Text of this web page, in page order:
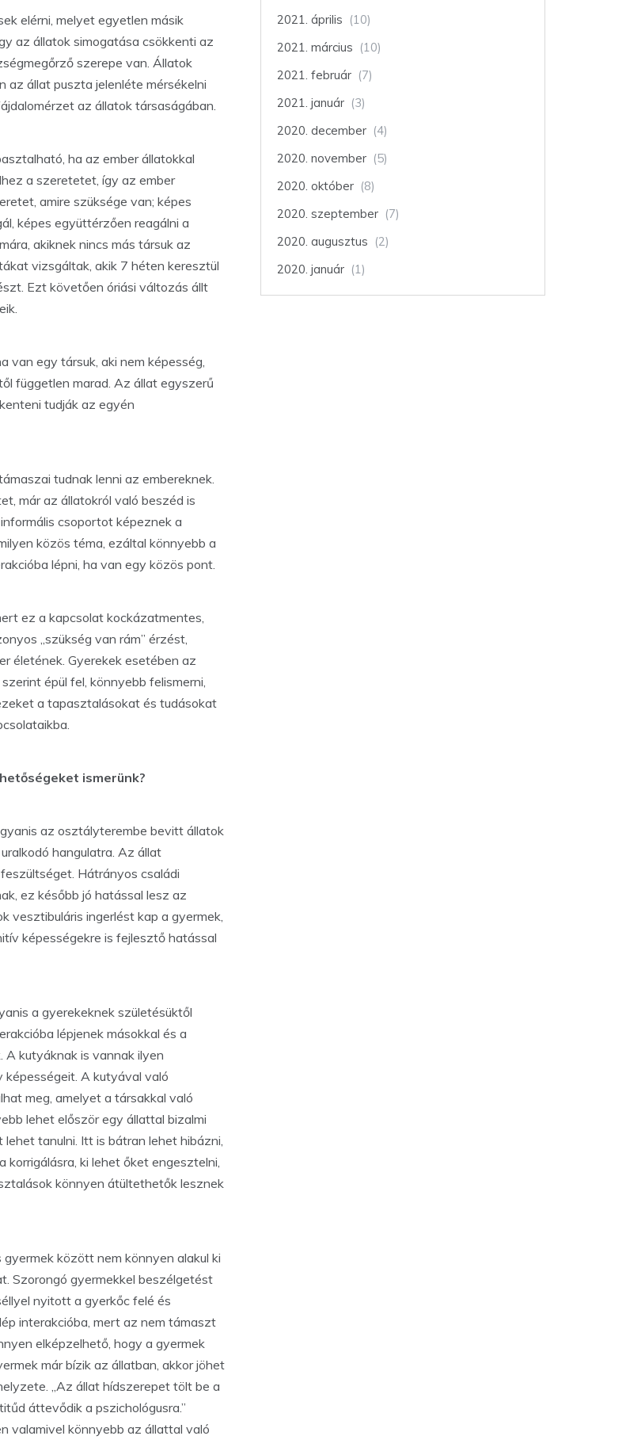
elérni, melyet egyetlen másik
az állatok simogatása csökkenti az
szerepe van. Állatok
az állat puszta jelenléte mérsékelni
az állatok társaságában.
ha az ember állatokkal
a szeretetet, így az ember
amire szüksége van; képes
képes együttérzően reagálni a
akiknek nincs más társuk az
vizsgáltak, akik 7 héten keresztül
Ezt követően óriási változás állt
van egy társuk, aki nem képesség,
független marad. Az állat egyszerű
tudják az egyén
tudnak lenni az embereknek.
már az állatokról való beszéd is
csoportot képeznek a
közös téma, ezáltal könnyebb a
lépni, ha van egy közös pont.
ez a kapcsolat kockázatmentes,
„szükség van rám” érzést,
életének. Gyerekek esetében az
épül fel, könnyebb felismerni,
a tapasztalásokat és tudásokat
ismerünk?
az osztályterembe bevitt állatok
hangulatra. Az állat
Hátrányos családi
ez később jó hatással lesz az
vesztibuláris ingerlést kap a gyermek,
képességekre is fejlesztő hatással
a gyerekeknek születésüktől
lépjenek másokkal és a
A kutyáknak is vannak ilyen
képességeit. A kutyával való
meg, amelyet a társakkal való
lehet először egy állattal bizalmi
tanulni. Itt is bátran lehet hibázni,
ki lehet őket engesztelni,
könnyen átültethetők lesznek
között nem könnyen alakul ki
Szorongó gyermekkel beszélgetést
nyitott a gyerkőc felé és
interakcióba, mert az nem támaszt
elképzelhető, hogy a gyermek
már bízik az állatban, akkor jöhet
„Az állat hídszerepet tölt be a
áttevődik a pszichológusra.”
valamivel könnyebb az állattal való
2021. április (10)
2021. március (10)
2021. február (7)
2021. január (3)
2020. december (4)
2020. november (5)
2020. október (8)
2020. szeptember (7)
2020. augusztus (2)
2020. január (1)